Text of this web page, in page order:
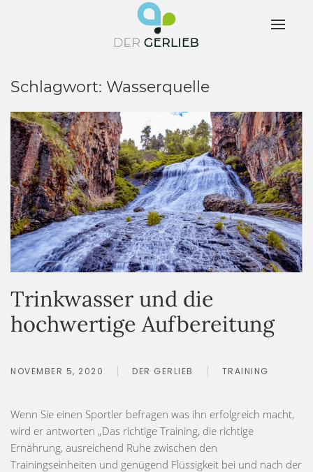
Schlagwort: Wasserquelle
Trinkwasser und die
hochwertige Aufbereitung
NOVEMBER 5, 2020 DER GERLIEB TRAINING
Wenn Sie einen Sportler befragen was ihn erfolgreich macht,
wird er antworten „Das richtige Training, die richtige
Ernährung, ausreichend Ruhe zwischen den
Trainingseinheiten und genügend Flüssigkeit bei und nach der